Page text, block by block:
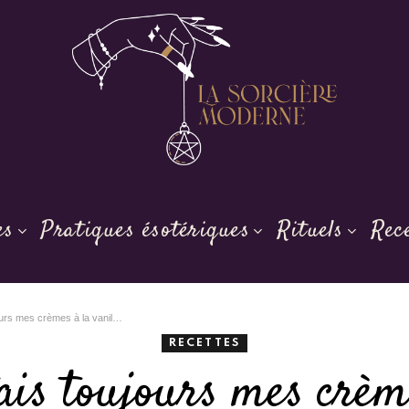
Pratiques ésotériques Rituels
le feu sans quitter la casserole des yeux, j’ai compris ce qui clochait depuis des années
RECETTES
toujours mes